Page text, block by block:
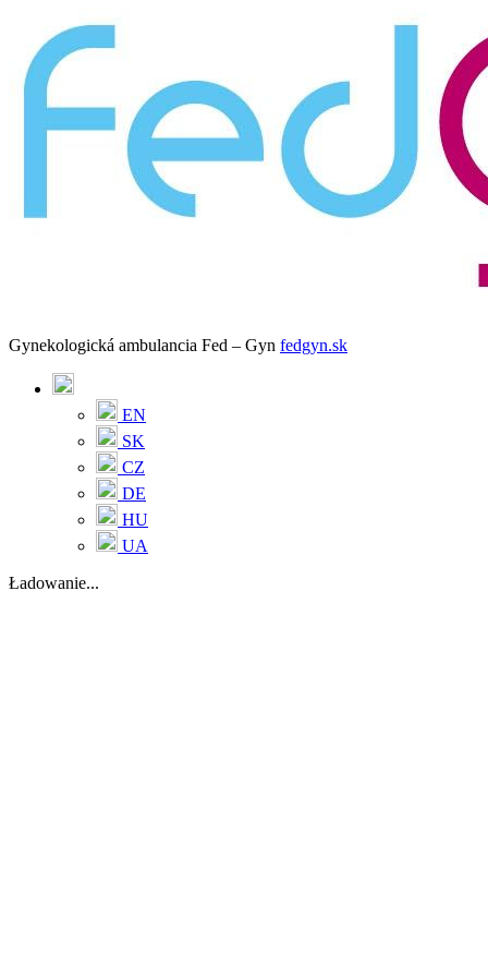
Gynekologická ambulancia Fed – Gyn fedgyn.sk
EN
SK
CZ
DE
HU
UA
Ładowanie...